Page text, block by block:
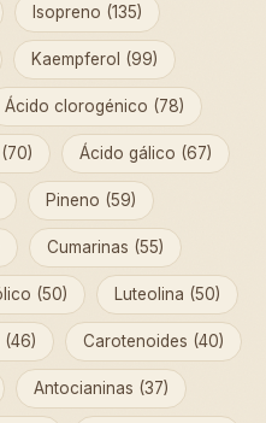
Isopreno (135)
Kaempferol (99)
Ácido clorogénico (78)
Ácido gálico (67)
Pineno (59)
Cumarinas (55)
(50) Luteolina (50)
(46) Carotenoides (40)
Antocianinas (37)